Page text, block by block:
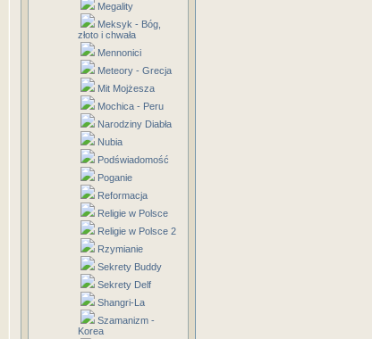
Megality
Meksyk - Bóg,
złoto i chwała
Mennonici
Meteory - Grecja
Mit Mojżesza
Mochica - Peru
Narodziny Diabła
Nubia
Podświadomość
Poganie
Reformacja
Religie w Polsce
Religie w Polsce 2
Rzymianie
Sekrety Buddy
Sekrety Delf
Shangri-La
Szamanizm -
Korea